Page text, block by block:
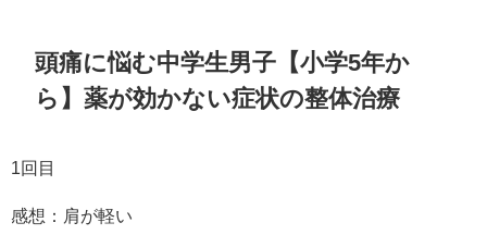
頭痛に悩む中学生男子【小学5年か
ら】薬が効かない症状の整体治療
1回目
感想：肩が軽い